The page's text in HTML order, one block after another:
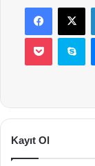
Facebook
X
Pocket
Kayıt Ol